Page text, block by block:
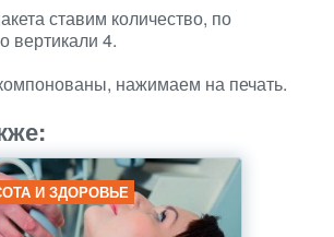
ставим количество, по
вертикали 4.
нажимаем на печать.
И ЗДОРОВЬЕ